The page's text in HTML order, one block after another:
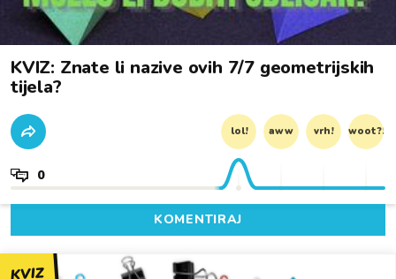
KVIZ: Znate li nazive ovih 7/7 geometrijskih
tijela?
lol! aww vrh! woot?!
0
KOMENTIRAJ
KVIZ